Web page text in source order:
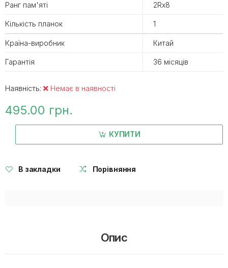
Ранг пам'яті 2Rx8
Кількість планок 1
Країна-виробник Китай
Гарантія 36 місяців
Наявність: Немає в наявності
495.00 грн.
КУПИТИ
В закладки Порівняння
Опис